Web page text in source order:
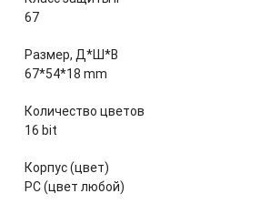
67
Размер, Д*Ш*В
67*54*18 mm
Количество цветов
16 bit
Корпус (цвет)
PC (цвет любой)